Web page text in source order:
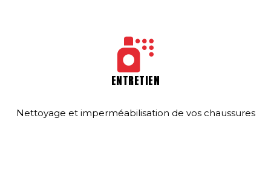
ENTRETIEN
Nettoyage et imperméabilisation de vos chaussures